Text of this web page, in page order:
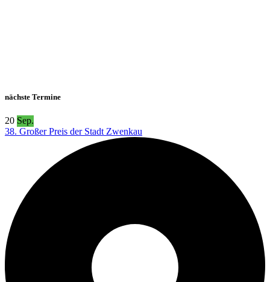
nächste Termine
20 Sep.
38. Großer Preis der Stadt Zwenkau